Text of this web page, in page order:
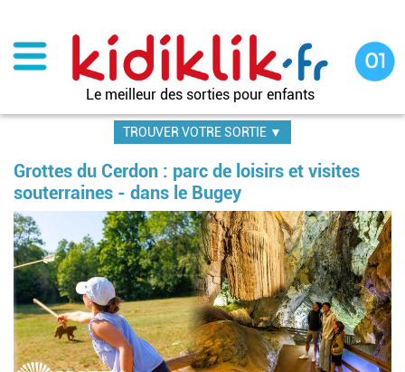
contenu
principal
Le meilleur des sorties pour enfants
TROUVER VOTRE SORTIE ▼
Grottes du Cerdon : parc de loisirs et visites
souterraines - dans le Bugey